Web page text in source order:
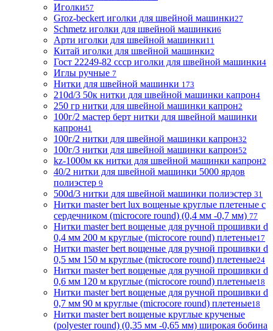
Иголки57
Groz-beckert иголки для швейной машинки27
Schmetz иголки для швейной машинки6
Арти иголки для швейной машинки11
Китай иголки для швейной машинки2
Гост 22249-82 ссср иголки для швейной машинки4
Иглы ручные 7
Нитки для швейной машинки 173
210d/3 50к нитки для швейной машинки капрон4
250 гр нитки для швейной машинки капрон2
100г/2 мастер берт нитки для швейной машинки
капрон41
100г/2 нитки для швейной машинки капрон32
100г/3 нитки для швейной машинки капрон52
kz-1000м кк нитки для швейной машинки капрон2
40/2 нитки для швейной машинки 5000 ярдов
полиэстер 9
500d/3 нитки для швейной машинки полиэстер 31
Нитки master bert lux вощеные круглые плетеные с
сердечником (microcore round) (0,4 мм -0,7 мм) 77
Нитки master bert вощеные для ручной прошивки d
0,4 мм 200 м круглые (microcore round) плетеные17
Нитки master bert вощеные для ручной прошивки d
0,5 мм 150 м круглые (microcore round) плетеные24
Нитки master bert вощеные для ручной прошивки d
0,6 мм 120 м круглые (microcore round) плетеные18
Нитки master bert вощеные для ручной прошивки d
0,7 мм 90 м круглые (microcore round) плетеные18
Нитки master bert вощеные круглые крученые
(polyester round) (0,35 мм -0,65 мм) широкая бобина